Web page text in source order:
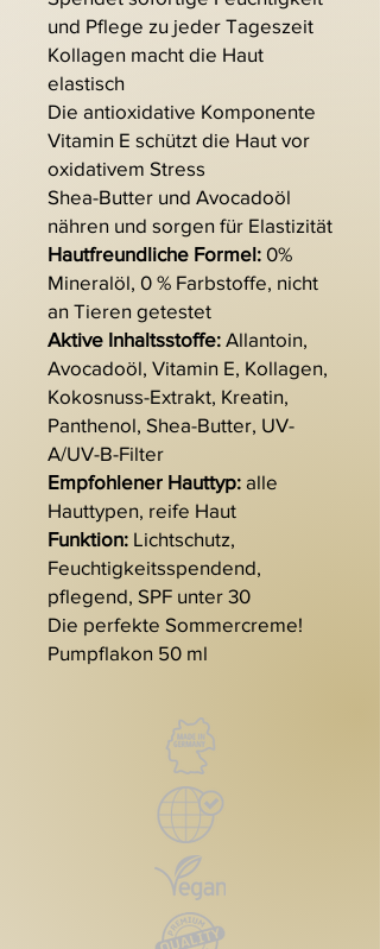
und Pflege zu jeder Tageszeit
Kollagen macht die Haut
elastisch
Die antioxidative Komponente
Vitamin E schützt die Haut vor
oxidativem Stress
Shea-Butter und Avocadoöl
nähren und sorgen für Elastizität
Hautfreundliche Formel: 0%
Mineralöl, 0 % Farbstoffe, nicht
an Tieren getestet
Aktive Inhaltsstoffe: Allantoin,
Avocadoöl, Vitamin E, Kollagen,
Kokosnuss-Extrakt, Kreatin,
Panthenol, Shea-Butter, UV-
A/UV-B-Filter
Empfohlener Hauttyp: alle
Hauttypen, reife Haut
Funktion: Lichtschutz,
Feuchtigkeitsspendend,
pflegend, SPF unter 30
Die perfekte Sommercreme!
Pumpflakon 50 ml